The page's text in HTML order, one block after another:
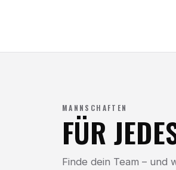
MANNSCHAFTEN
FÜR
Finde dein Team – und